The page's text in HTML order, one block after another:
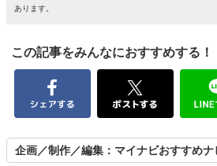
あります。
この記事をみんなにおすすめする！
企画／制作／編集：マイナビおすすめナ